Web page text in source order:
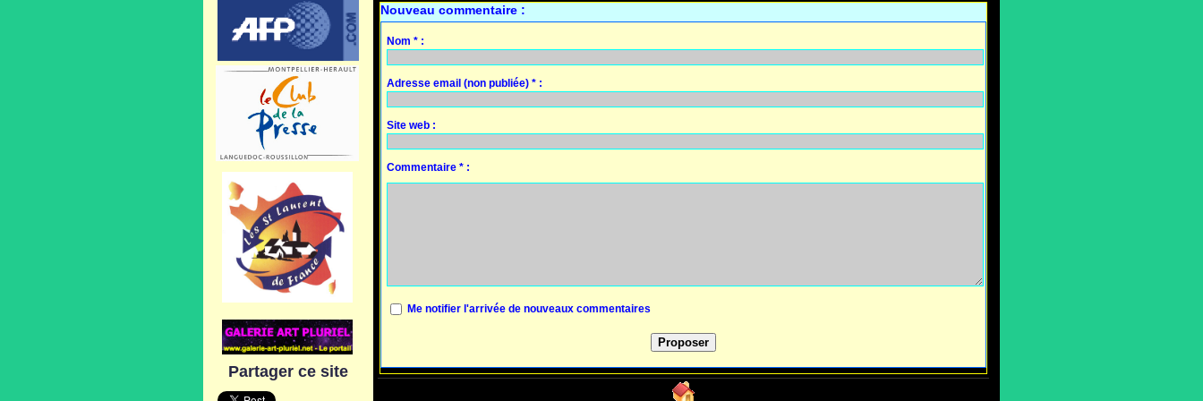
Partager ce site
Nouveau commentaire :
Nom * :
Adresse email (non publiée) * :
Site web :
Commentaire * :
Me notifier l'arrivée de nouveaux commentaires